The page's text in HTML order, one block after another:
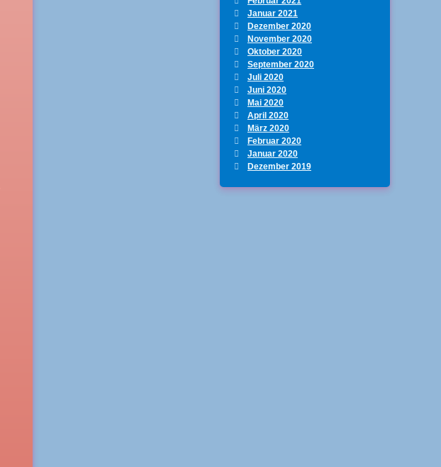
Januar 2021
Dezember 2020
November 2020
Oktober 2020
September 2020
Juli 2020
Juni 2020
Mai 2020
April 2020
März 2020
Februar 2020
Januar 2020
Dezember 2019